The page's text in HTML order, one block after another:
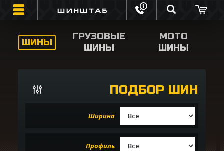
ШИНЫ
ГРУЗОВЫЕ
ШИНЫ
МОТО
ШИНЫ
ПОДБОР ШИН
Ширина
Профиль